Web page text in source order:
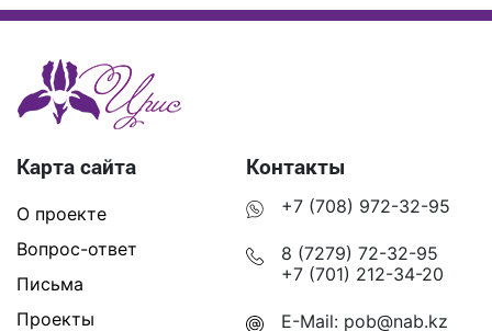
Карта сайта
О проекте
Вопрос-ответ
Письма
Проекты
Контакты
+7 (708) 972-32-95
8 (7279) 72-32-95
+7 (701) 212-34-20
E-Mail: pob@nab.kz